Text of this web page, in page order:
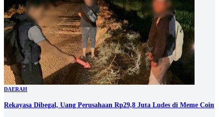
DAERAH
Rekayasa Dibegal, Uang Perusahaan Rp29,8 Juta Ludes di Meme Coin